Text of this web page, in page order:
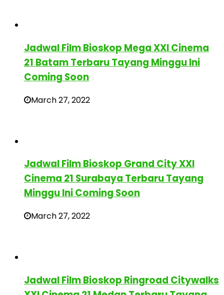
Jadwal Film Bioskop Mega XXI Cinema
21 Batam Terbaru Tayang Minggu Ini
Coming Soon
March 27, 2022
Jadwal Film Bioskop Grand City XXI
Cinema 21 Surabaya Terbaru Tayang
Minggu Ini Coming Soon
March 27, 2022
Jadwal Film Bioskop Ringroad Citywalks